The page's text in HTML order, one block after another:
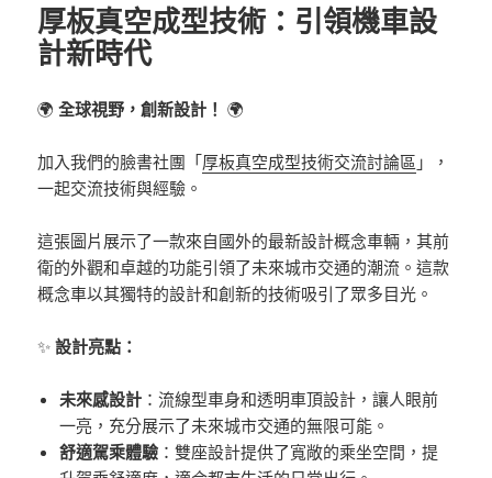
厚板真空成型技術：引領機車設
計新時代
🌍全球視野，創新設計！ 🌍
加入我們的臉書社團「厚板真空成型技術交流討論區 」，
一起交流技術與經驗。
這張圖片展示了一款來自國外的最新設計概念車輛，其前
衛的外觀和卓越的功能引領了未來城市交通的潮流。這款
概念車以其獨特的設計和創新的技術吸引了眾多目光。
✨設計亮點：
未來感設計 ：流線型車身和透明車頂設計，讓人眼前
一亮，充分展示了未來城市交通的無限可能。
舒適駕乘體驗 ：雙座設計提供了寬敞的乘坐空間，提